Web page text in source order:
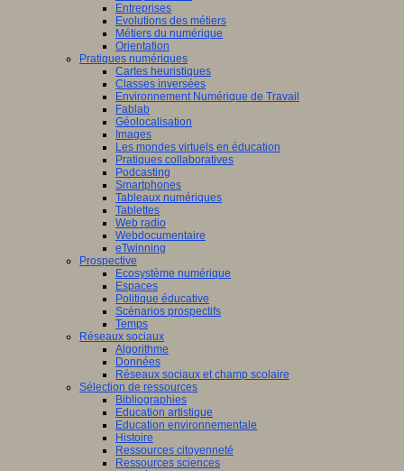
Entreprises
Evolutions des métiers
Métiers du numérique
Orientation
Pratiques numériques
Cartes heuristiques
Classes inversées
Environnement Numérique de Travail
Fablab
Géolocalisation
Images
Les mondes virtuels en éducation
Pratiques collaboratives
Podcasting
Smartphones
Tableaux numériques
Tablettes
Web radio
Webdocumentaire
eTwinning
Prospective
Ecosystème numérique
Espaces
Politique éducative
Scénarios prospectifs
Temps
Réseaux sociaux
Algorithme
Données
Réseaux sociaux et champ scolaire
Sélection de ressources
Bibliographies
Education artistique
Education environnementale
Histoire
Ressources citoyenneté
Ressources sciences